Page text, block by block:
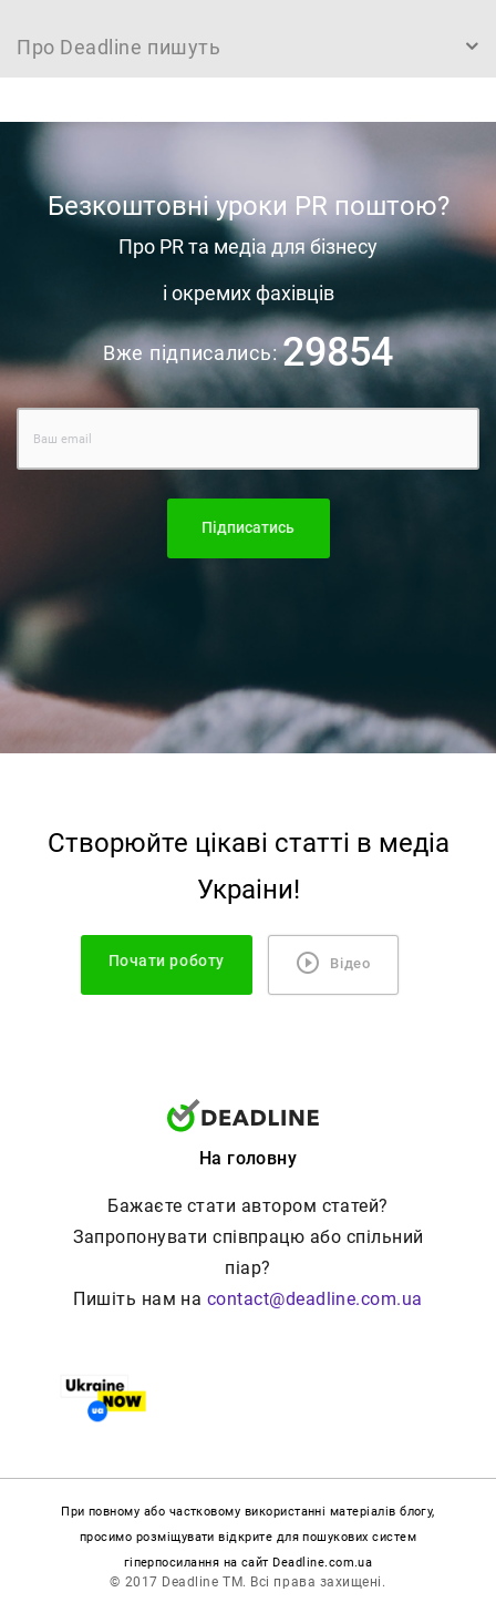
Про Deadline пишуть
Безкоштовні уроки PR поштою?
Про PR та медіа для бізнесу
і окремих фахівців
Вже підписались:29854
Підписатись
Створюйте цiкавi статтi в медiа
Украiни!
Почати роботу Відео
На головну
Бажаєте стати автором статей?
Запропонувати співпрацю або спільний
піар?
Пишіть нам на contact@deadline.com.ua
При повному або частковому використанні матеріалів блогу,
просимо розміщувати відкрите для пошукових систем
гіперпосилання на сайт Deadline.com.ua
© 2017 Deadline TM. Всі права захищені.